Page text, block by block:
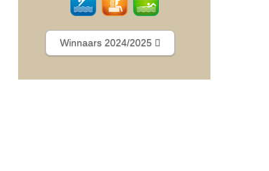
Winnaars 2024/2025